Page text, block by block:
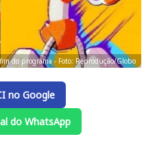
do programa - Foto: Reprodução/Globo
no Google
do WhatsApp